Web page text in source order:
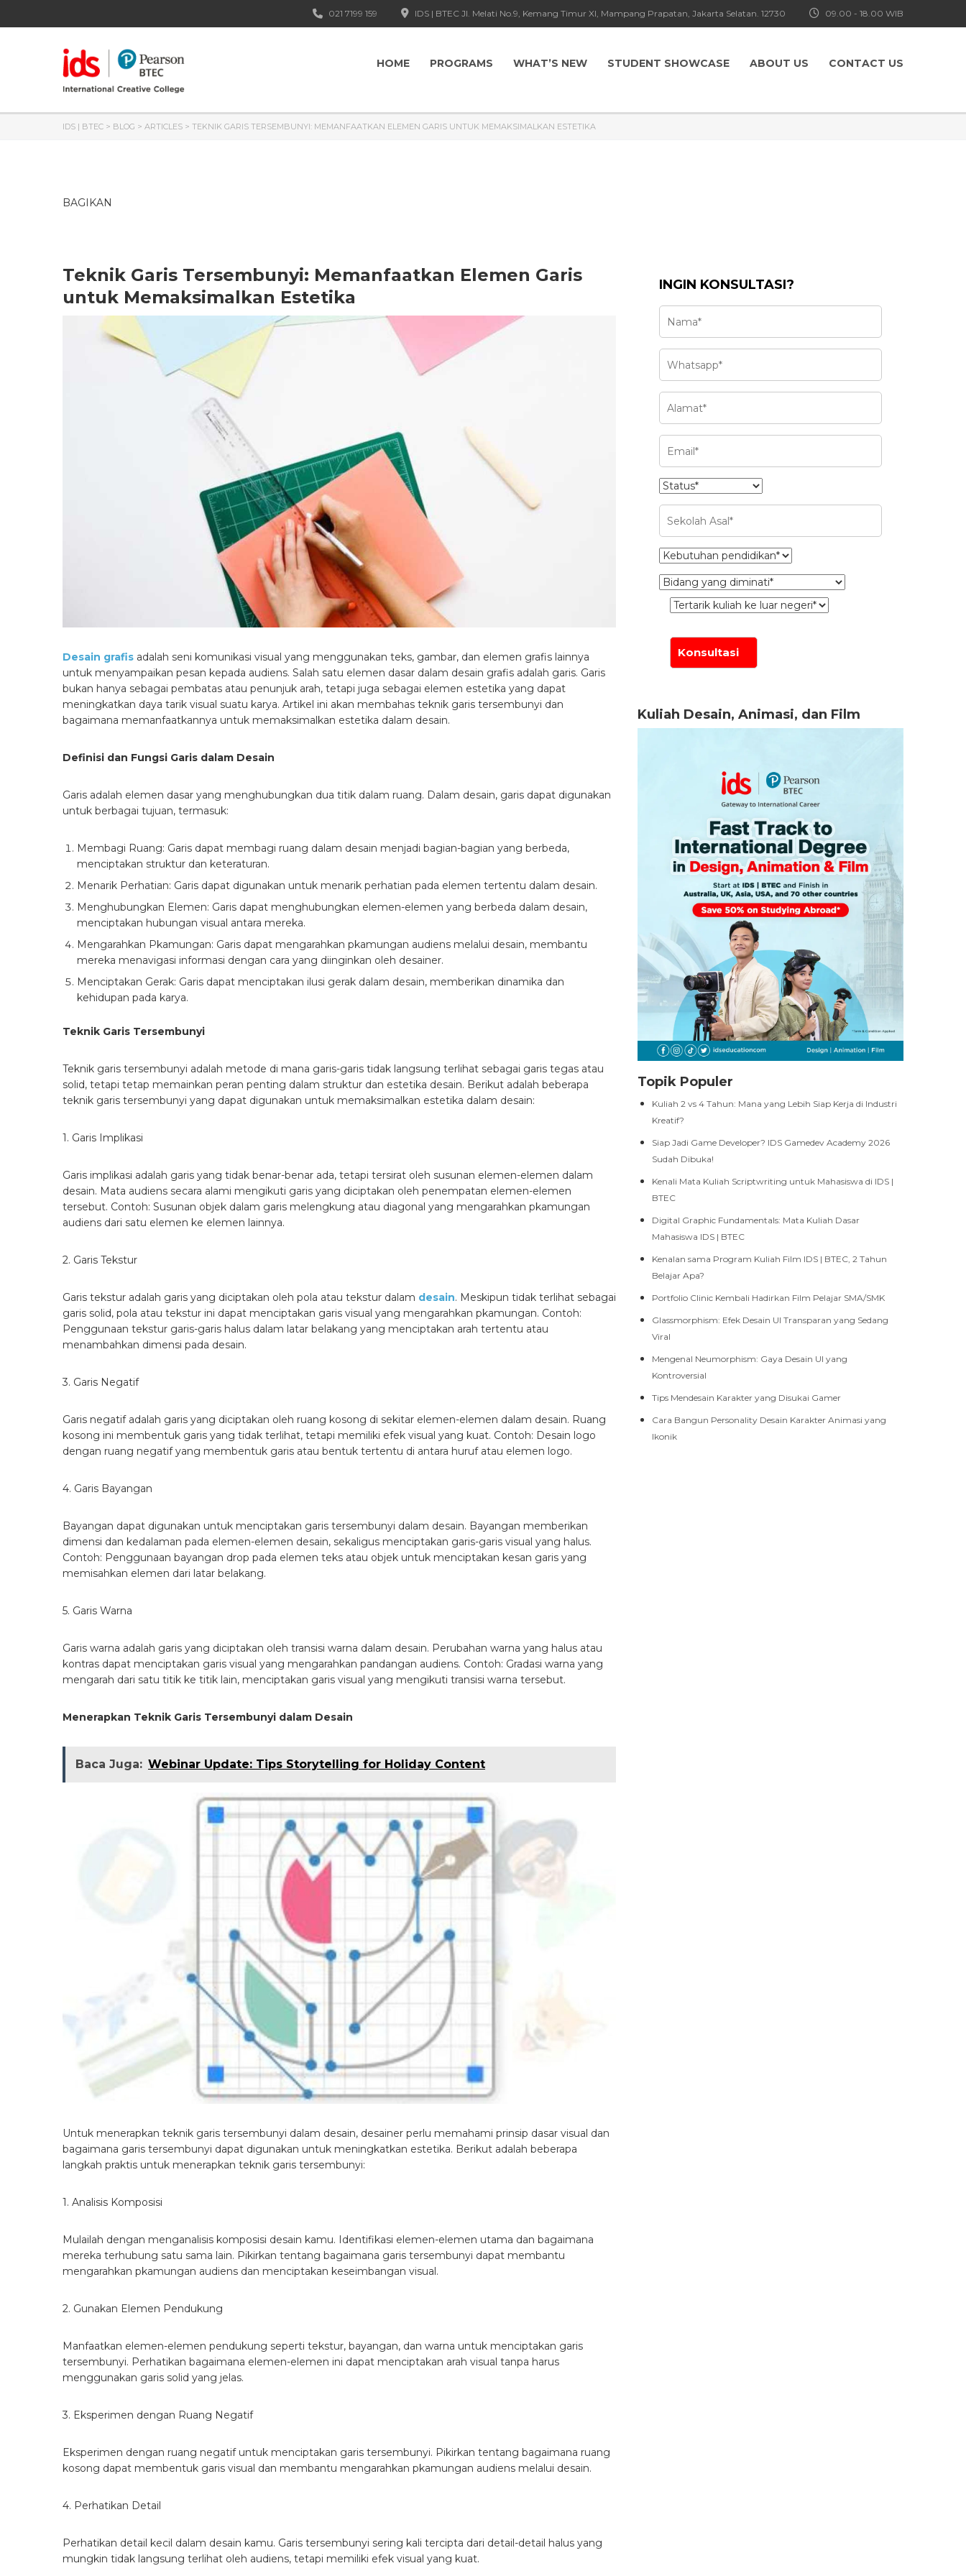
09.00 - 18.00 WIB
IDS | BTEC Jl. Melati No.9, Kemang Timur XI, Mampang Prapatan, Jakarta Selatan. 12730
021 7199 159
HOME PROGRAMS WHAT’S NEW STUDENT SHOWCASE ABOUT US CONTACT US
IDS | BTEC > BLOG > ARTICLES > TEKNIK GARIS TERSEMBUNYI: MEMANFAATKAN ELEMEN GARIS UNTUK MEMAKSIMALKAN ESTETIKA
BAGIKAN
Teknik Garis Tersembunyi: Memanfaatkan Elemen Garis
untuk Memaksimalkan Estetika
Desain grafis adalah seni komunikasi visual yang menggunakan teks, gambar, dan elemen grafis lainnya
untuk menyampaikan pesan kepada audiens. Salah satu elemen dasar dalam desain grafis adalah garis. Garis
bukan hanya sebagai pembatas atau penunjuk arah, tetapi juga sebagai elemen estetika yang dapat
meningkatkan daya tarik visual suatu karya. Artikel ini akan membahas teknik garis tersembunyi dan
bagaimana memanfaatkannya untuk memaksimalkan estetika dalam desain.
Definisi dan Fungsi Garis dalam Desain
Garis adalah elemen dasar yang menghubungkan dua titik dalam ruang. Dalam desain, garis dapat digunakan
untuk berbagai tujuan, termasuk:
Membagi Ruang: Garis dapat membagi ruang dalam desain menjadi bagian-bagian yang berbeda,
menciptakan struktur dan keteraturan.
Menarik Perhatian: Garis dapat digunakan untuk menarik perhatian pada elemen tertentu dalam desain.
Menghubungkan Elemen: Garis dapat menghubungkan elemen-elemen yang berbeda dalam desain,
menciptakan hubungan visual antara mereka.
Mengarahkan Pkamungan: Garis dapat mengarahkan pkamungan audiens melalui desain, membantu
mereka menavigasi informasi dengan cara yang diinginkan oleh desainer.
Menciptakan Gerak: Garis dapat menciptakan ilusi gerak dalam desain, memberikan dinamika dan
kehidupan pada karya.
Teknik Garis Tersembunyi
Teknik garis tersembunyi adalah metode di mana garis-garis tidak langsung terlihat sebagai garis tegas atau
solid, tetapi tetap memainkan peran penting dalam struktur dan estetika desain. Berikut adalah beberapa
teknik garis tersembunyi yang dapat digunakan untuk memaksimalkan estetika dalam desain:
1. Garis Implikasi
Garis implikasi adalah garis yang tidak benar-benar ada, tetapi tersirat oleh susunan elemen-elemen dalam
desain. Mata audiens secara alami mengikuti garis yang diciptakan oleh penempatan elemen-elemen
tersebut. Contoh: Susunan objek dalam garis melengkung atau diagonal yang mengarahkan pkamungan
audiens dari satu elemen ke elemen lainnya.
2. Garis Tekstur
Garis tekstur adalah garis yang diciptakan oleh pola atau tekstur dalam desain. Meskipun tidak terlihat sebagai
garis solid, pola atau tekstur ini dapat menciptakan garis visual yang mengarahkan pkamungan. Contoh:
Penggunaan tekstur garis-garis halus dalam latar belakang yang menciptakan arah tertentu atau
menambahkan dimensi pada desain.
3. Garis Negatif
Garis negatif adalah garis yang diciptakan oleh ruang kosong di sekitar elemen-elemen dalam desain. Ruang
kosong ini membentuk garis yang tidak terlihat, tetapi memiliki efek visual yang kuat. Contoh: Desain logo
dengan ruang negatif yang membentuk garis atau bentuk tertentu di antara huruf atau elemen logo.
4. Garis Bayangan
Bayangan dapat digunakan untuk menciptakan garis tersembunyi dalam desain. Bayangan memberikan
dimensi dan kedalaman pada elemen-elemen desain, sekaligus menciptakan garis-garis visual yang halus.
Contoh: Penggunaan bayangan drop pada elemen teks atau objek untuk menciptakan kesan garis yang
memisahkan elemen dari latar belakang.
5. Garis Warna
Garis warna adalah garis yang diciptakan oleh transisi warna dalam desain. Perubahan warna yang halus atau
kontras dapat menciptakan garis visual yang mengarahkan pandangan audiens. Contoh: Gradasi warna yang
mengarah dari satu titik ke titik lain, menciptakan garis visual yang mengikuti transisi warna tersebut.
Menerapkan Teknik Garis Tersembunyi dalam Desain
Baca Juga: Webinar Update: Tips Storytelling for Holiday Content
Untuk menerapkan teknik garis tersembunyi dalam desain, desainer perlu memahami prinsip dasar visual dan
bagaimana garis tersembunyi dapat digunakan untuk meningkatkan estetika. Berikut adalah beberapa
langkah praktis untuk menerapkan teknik garis tersembunyi:
1. Analisis Komposisi
Mulailah dengan menganalisis komposisi desain kamu. Identifikasi elemen-elemen utama dan bagaimana
mereka terhubung satu sama lain. Pikirkan tentang bagaimana garis tersembunyi dapat membantu
mengarahkan pkamungan audiens dan menciptakan keseimbangan visual.
2. Gunakan Elemen Pendukung
Manfaatkan elemen-elemen pendukung seperti tekstur, bayangan, dan warna untuk menciptakan garis
tersembunyi. Perhatikan bagaimana elemen-elemen ini dapat menciptakan arah visual tanpa harus
menggunakan garis solid yang jelas.
3. Eksperimen dengan Ruang Negatif
Eksperimen dengan ruang negatif untuk menciptakan garis tersembunyi. Pikirkan tentang bagaimana ruang
kosong dapat membentuk garis visual dan membantu mengarahkan pkamungan audiens melalui desain.
4. Perhatikan Detail
Perhatikan detail kecil dalam desain kamu. Garis tersembunyi sering kali tercipta dari detail-detail halus yang
mungkin tidak langsung terlihat oleh audiens, tetapi memiliki efek visual yang kuat.
INGIN KONSULTASI?
Kuliah Desain, Animasi, dan Film
Topik Populer
Kuliah 2 vs 4 Tahun: Mana yang Lebih Siap Kerja di Industri
Kreatif?
Siap Jadi Game Developer? IDS Gamedev Academy 2026
Sudah Dibuka!
Kenali Mata Kuliah Scriptwriting untuk Mahasiswa di IDS |
BTEC
Digital Graphic Fundamentals: Mata Kuliah Dasar
Mahasiswa IDS | BTEC
Kenalan sama Program Kuliah Film IDS | BTEC, 2 Tahun
Belajar Apa?
Portfolio Clinic Kembali Hadirkan Film Pelajar SMA/SMK
Glassmorphism: Efek Desain UI Transparan yang Sedang
Viral
Mengenal Neumorphism: Gaya Desain UI yang
Kontroversial
Tips Mendesain Karakter yang Disukai Gamer
Cara Bangun Personality Desain Karakter Animasi yang
Ikonik